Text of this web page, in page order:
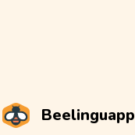
Beelinguapp